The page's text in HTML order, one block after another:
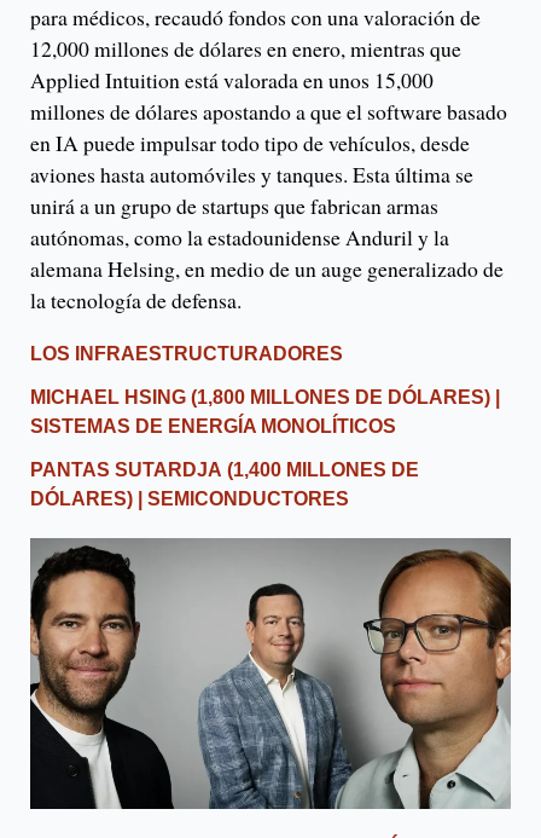
para médicos, recaudó fondos con una valoración de
12,000 millones de dólares en enero, mientras que
Applied Intuition está valorada en unos 15,000
millones de dólares apostando a que el software basado
en IA puede impulsar todo tipo de vehículos, desde
aviones hasta automóviles y tanques. Esta última se
unirá a un grupo de startups que fabrican armas
autónomas, como la estadounidense Anduril y la
alemana Helsing, en medio de un auge generalizado de
la tecnología de defensa.
LOS INFRAESTRUCTURADORES
MICHAEL HSING (1,800 MILLONES DE DÓLARES) |
SISTEMAS DE ENERGÍA MONOLÍTICOS
PANTAS SUTARDJA (1,400 MILLONES DE
DÓLARES) | SEMICONDUCTORES